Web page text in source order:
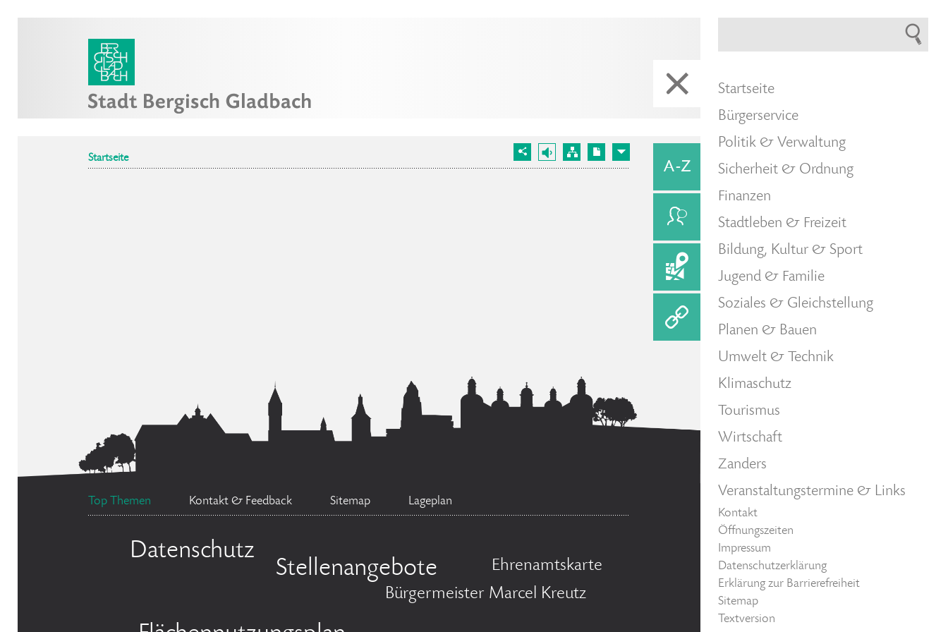
Startseite
Top Themen Kontakt & Feedback Sitemap Lageplan
Datenschutz
Stellenangebote Ehrenamtskarte
Bürgermeister Marcel Kreutz
Startseite
Bürgerservice
Politik & Verwaltung
Sicherheit & Ordnung
Finanzen
Stadtleben & Freizeit
Bildung, Kultur & Sport
Jugend & Familie
Soziales & Gleichstellung
Planen & Bauen
Umwelt & Technik
Klimaschutz
Tourismus
Wirtschaft
Zanders
Veranstaltungstermine & Links
Kontakt
Öffnungszeiten
Impressum
Datenschutzerklärung
Erklärung zur Barrierefreiheit
Sitemap
Textversion